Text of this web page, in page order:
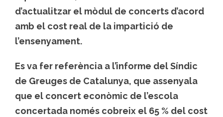
d’actualitzar el mòdul de concerts d’acord
amb el cost real de la impartició de
l’ensenyament.
Es va fer referència a l’informe del Síndic
de Greuges de Catalunya, que assenyala
que el concert econòmic de l’escola
concertada només cobreix el 65 % del cost